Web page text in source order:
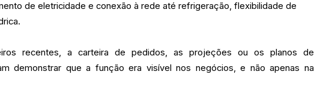
de eletricidade e conexão à rede até refrigeração, flexibilidade de
recentes, a carteira de pedidos, as projeções ou os planos de
demonstrar que a função era visível nos negócios, e não apenas na